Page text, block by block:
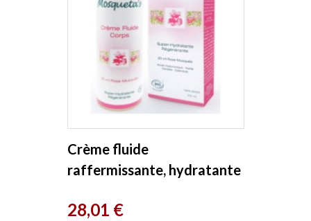
Crème fluide
raffermissante, hydratante
Mosqueta's
Prix
28,01 €